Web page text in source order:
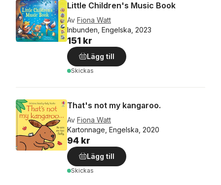
Little Children's Music Book
Av Fiona Watt
Inbunden, Engelska, 2023
151 kr
Lägg till
Skickas
That's not my kangaroo.
Av Fiona Watt
Kartonnage, Engelska, 2020
94 kr
Lägg till
Skickas